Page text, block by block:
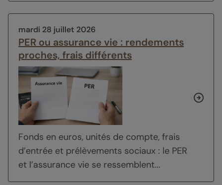
mardi 28 juillet 2026
PER ou assurance vie : rendements
proches, frais différents
Fonds en euros, unités de compte, frais
d’entrée et prélèvements sociaux : le PER
et l’assurance vie se ressemblent...